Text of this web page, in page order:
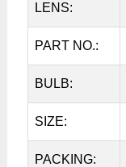
LENS:
PART NO.:
BULB:
SIZE:
PACKING: